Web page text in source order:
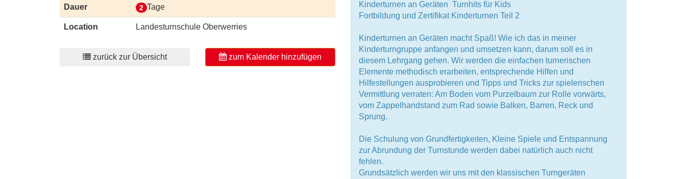
Dauer 2 Tage
Location Landesturnschule Oberwerries
zurück zur Übersicht zum Kalender hinzufügen
Kinderturnen an Geräten  Turnhits für Kids
Fortbildung und Zertifikat Kinderturnen Teil 2
Kinderturnen an Geräten macht Spaß! Wie ich das in meiner
Kinderturngruppe anfangen und umsetzen kann, darum soll es in
diesem Lehrgang gehen. Wir werden die einfachen turnerischen
Elemente methodisch erarbeiten, entsprechende Hilfen und
Hilfestellungen ausprobieren und Tipps und Tricks zur spielerischen
Vermittlung verraten: Am Boden vom Purzelbaum zur Rolle vorwärts,
vom Zappelhandstand zum Rad sowie Balken, Barren, Reck und
Sprung.
Die Schulung von Grundfertigkeiten, Kleine Spiele und Entspannung
zur Abrundung der Turnstunde werden dabei natürlich auch nicht
fehlen.
Grundsätzlich werden wir uns mit den klassischen Turngeräten